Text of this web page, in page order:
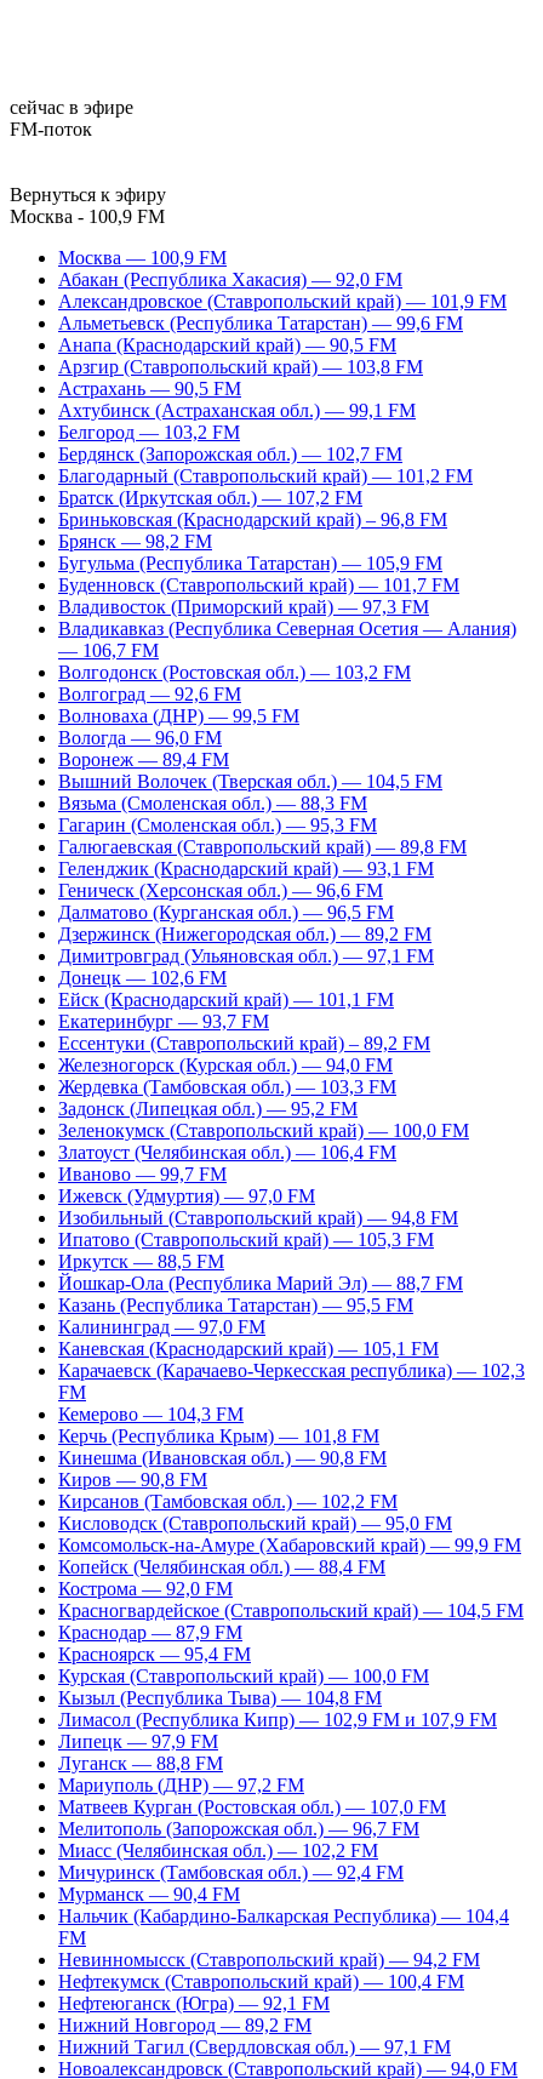
сейчас в эфире
FM-поток
Вернуться к эфиру
Москва - 100,9 FM
Москва — 100,9 FM
Абакан (Республика Хакасия) — 92,0 FM
Александровское (Ставропольский край) — 101,9 FM
Альметьевск (Республика Татарстан) — 99,6 FM
Анапа (Краснодарский край) — 90,5 FM
Арзгир (Ставропольский край) — 103,8 FM
Астрахань — 90,5 FM
Ахтубинск (Астраханская обл.) — 99,1 FM
Белгород — 103,2 FM
Бердянск (Запорожская обл.) — 102,7 FM
Благодарный (Ставропольский край) — 101,2 FM
Братск (Иркутская обл.) — 107,2 FM
Бриньковская (Краснодарский край) – 96,8 FM
Брянск — 98,2 FM
Бугульма (Республика Татарстан) — 105,9 FM
Буденновск (Ставропольский край) — 101,7 FM
Владивосток (Приморский край) — 97,3 FM
Владикавказ (Республика Северная Осетия — Алания)
— 106,7 FM
Волгодонск (Ростовская обл.) — 103,2 FM
Волгоград — 92,6 FM
Волноваха (ДНР) — 99,5 FM
Вологда — 96,0 FM
Воронеж — 89,4 FM
Вышний Волочек (Тверская обл.) — 104,5 FM
Вязьма (Смоленская обл.) — 88,3 FM
Гагарин (Смоленская обл.) — 95,3 FM
Галюгаевская (Ставропольский край) — 89,8 FM
Геленджик (Краснодарский край) — 93,1 FM
Геническ (Херсонская обл.) — 96,6 FM
Далматово (Курганская обл.) — 96,5 FM
Дзержинск (Нижегородская обл.) — 89,2 FM
Димитровград (Ульяновская обл.) — 97,1 FM
Донецк — 102,6 FM
Ейск (Краснодарский край) — 101,1 FM
Екатеринбург — 93,7 FM
Ессентуки (Ставропольский край) – 89,2 FM
Железногорск (Курская обл.) — 94,0 FM
Жердевка (Тамбовская обл.) — 103,3 FM
Задонск (Липецкая обл.) — 95,2 FM
Зеленокумск (Ставропольский край) — 100,0 FM
Златоуст (Челябинская обл.) — 106,4 FM
Иваново — 99,7 FM
Ижевск (Удмуртия) — 97,0 FM
Изобильный (Ставропольский край) — 94,8 FM
Ипатово (Ставропольский край) — 105,3 FM
Иркутск — 88,5 FM
Йошкар-Ола (Республика Марий Эл) — 88,7 FM
Казань (Республика Татарстан) — 95,5 FM
Калининград — 97,0 FM
Каневская (Краснодарский край) — 105,1 FM
Карачаевск (Карачаево-Черкесская республика) — 102,3
FM
Кемерово — 104,3 FM
Керчь (Республика Крым) — 101,8 FM
Кинешма (Ивановская обл.) — 90,8 FM
Киров — 90,8 FM
Кирсанов (Тамбовская обл.) — 102,2 FM
Кисловодск (Ставропольский край) — 95,0 FM
Комсомольск-на-Амуре (Хабаровский край) — 99,9 FM
Копейск (Челябинская обл.) — 88,4 FM
Кострома — 92,0 FM
Красногвардейское (Ставропольский край) — 104,5 FM
Краснодар — 87,9 FM
Красноярск — 95,4 FM
Курская (Ставропольский край) — 100,0 FM
Кызыл (Республика Тыва) — 104,8 FM
Лимасол (Республика Кипр) — 102,9 FM и 107,9 FM
Липецк — 97,9 FM
Луганск — 88,8 FM
Мариуполь (ДНР) — 97,2 FM
Матвеев Курган (Ростовская обл.) — 107,0 FM
Мелитополь (Запорожская обл.) — 96,7 FM
Миасс (Челябинская обл.) — 102,2 FM
Мичуринск (Тамбовская обл.) — 92,4 FM
Мурманск — 90,4 FM
Нальчик (Кабардино-Балкарская Республика) — 104,4
FM
Невинномысск (Ставропольский край) — 94,2 FM
Нефтекумск (Ставропольский край) — 100,4 FM
Нефтеюганск (Югра) — 92,1 FM
Нижний Новгород — 89,2 FM
Нижний Тагил (Свердловская обл.) — 97,1 FM
Новоалександровск (Ставропольский край) — 94,0 FM